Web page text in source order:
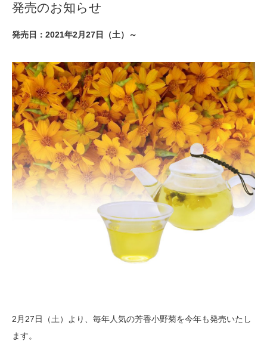
発売のお知らせ
発売日：2021年2月27日（土）～
2月27日（土）より、毎年人気の芳香小野菊を今年も発売いたし
ます。